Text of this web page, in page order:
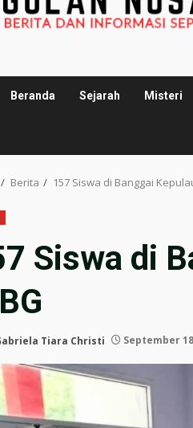
Beranda Sejarah Misteri
Berita 157 Siswa di Banggai
Siswa di
Tiara Christi September